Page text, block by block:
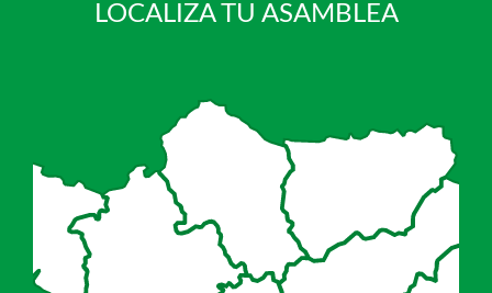
LOCALIZA TU ASAMBLEA